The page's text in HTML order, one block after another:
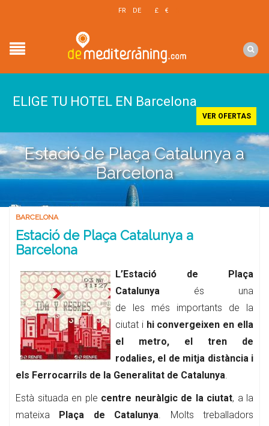
FR DE £ €
ELIGE TU HOTEL EN Barcelona
VER OFERTAS
Estació de Plaça Catalunya a
Barcelona
BARCELONA
Estació de Plaça Catalunya a
Barcelona
L’Estació de Plaça
Catalunya és una
de les més importants de la
ciutat i hi convergeixen en ella
el metro, el tren de
rodalies, el de mitja distància i
els Ferrocarrils de la Generalitat de Catalunya.
Està situada en ple centre neuràlgic de la ciutat, a la
mateixa Plaça de Catalunya. Molts treballadors